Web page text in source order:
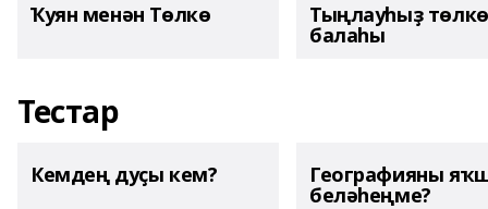
Ҡуян менән Төлкө Тыңлауһыҙ төлкө
балаһы
Тестар
Кемдең дуҫы кем? Географияны
беләһеңме?